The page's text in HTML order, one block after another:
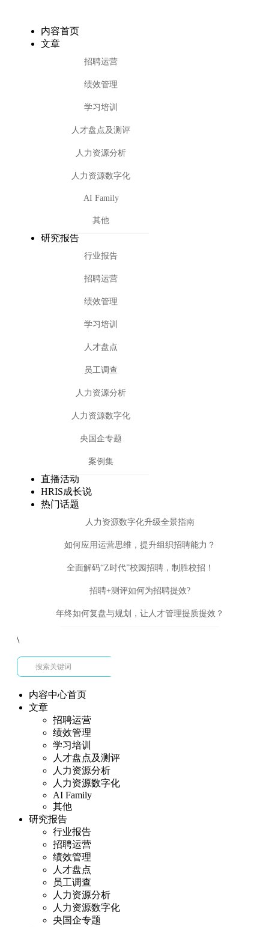
内容首页
文章
招聘运营
绩效管理
学习培训
人才盘点及测评
人力资源分析
人力资源数字化
AI Family
其他
研究报告
行业报告
招聘运营
绩效管理
学习培训
人才盘点
员工调查
人力资源分析
人力资源数字化
央国企专题
案例集
直播活动
HRIS成长说
热门话题
人力资源数字化升级全景指南
如何应用运营思维，提升组织招聘能力？
全面解码“Z时代”校园招聘，制胜校招！
招聘+测评如何为招聘提效?
年终如何复盘与规划，让人才管理提质提效？
\
内容中心首页
文章
招聘运营
绩效管理
学习培训
人才盘点及测评
人力资源分析
人力资源数字化
AI Family
其他
研究报告
行业报告
招聘运营
绩效管理
人才盘点
员工调查
人力资源分析
人力资源数字化
央国企专题